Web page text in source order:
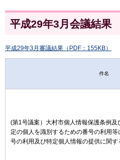
平成29年3月会議結果
平成29年3月審議結果（PDF：155KB）
件名
(第1号議案）大村市個人情報保護条例
定の個人を識別するための番号の利用
号の利用及び特定個人情報の提供に関